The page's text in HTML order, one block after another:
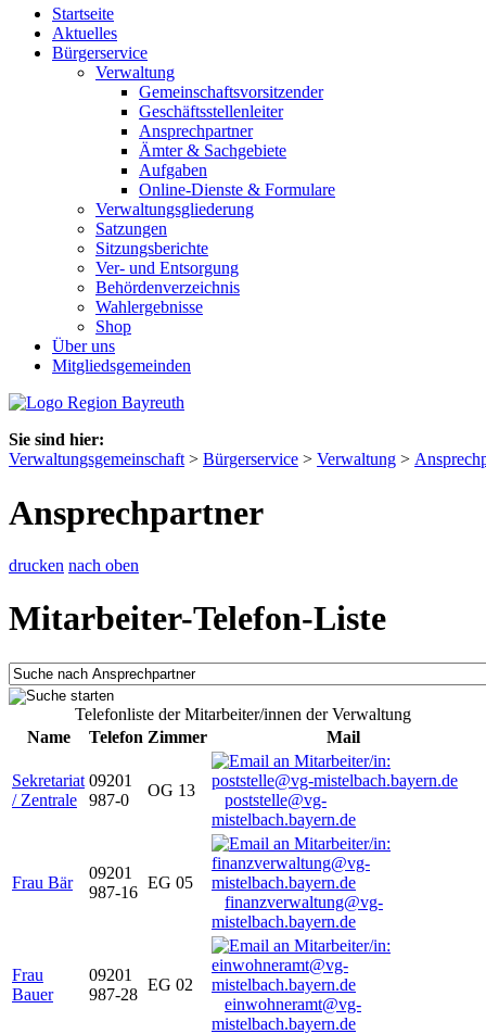
Startseite
Aktuelles
Bürgerservice
Verwaltung
Gemeinschaftsvorsitzender
Geschäftsstellenleiter
Ansprechpartner
Ämter & Sachgebiete
Aufgaben
Online-Dienste & Formulare
Verwaltungsgliederung
Satzungen
Sitzungsberichte
Ver- und Entsorgung
Behördenverzeichnis
Wahlergebnisse
Shop
Über uns
Mitgliedsgemeinden
Sie sind hier:
Verwaltungsgemeinschaft > Bürgerservice > Verwaltung >
Ansprechpartner
drucken nach oben
Mitarbeiter-Telefon-Liste
Telefonliste der Mitarbeiter/innen der Verwaltung
Name
Telefon Zimmer Mail
Sekretariat
/ Zentrale
09201
987-0
OG 13
poststelle@vg-
mistelbach.bayern.de
Frau Bär
09201
987-16
EG 05
finanzverwaltung@vg-
mistelbach.bayern.de
Frau
Bauer
09201
987-28
EG 02
einwohneramt@vg-
mistelbach.bayern.de